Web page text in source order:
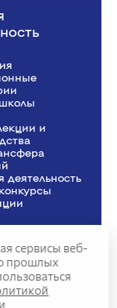
и
деятельность
сервисы веб-
прошлых